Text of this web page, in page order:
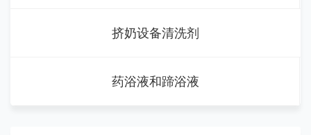
挤奶设备清洗剂
药浴液和蹄浴液